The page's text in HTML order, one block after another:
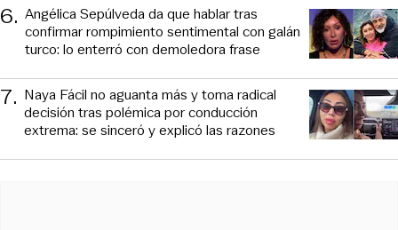
6. Angélica Sepúlveda da que hablar tras
confirmar rompimiento sentimental con galán
turco: lo enterró con demoledora frase
7. Naya Fácil no aguanta más y toma radical
decisión tras polémica por conducción
extrema: se sinceró y explicó las razones